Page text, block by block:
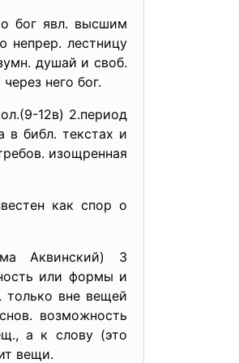
бог явл. высшим
лестницу
душай и своб.
него бог.
12в) 2.период
в библ. текстах и
изощренная
как спор о
Аквинский) 3
или формы и
вне вещей
возможность
а к слову (это
вещи.